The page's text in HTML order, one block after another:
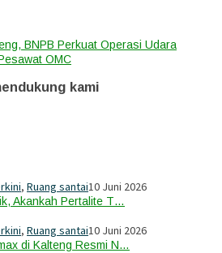
BNPB Perkuat Operasi Udara
OMC
kami
, Ruang santai10 Juni 2026
Akankah Pertalite T…
, Ruang santai10 Juni 2026
di Kalteng Resmi N…